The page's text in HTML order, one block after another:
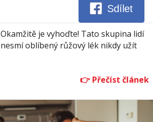
Sdílet
Okamžitě je vyhoďte! Tato skupina lidí
nesmí oblíbený růžový lék nikdy užít